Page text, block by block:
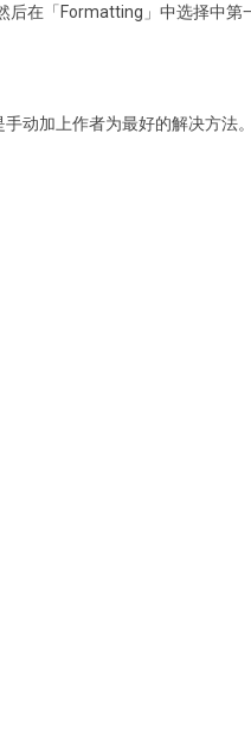
后在「Formatting」中选择中第
动加上作者为最好的解决方法。